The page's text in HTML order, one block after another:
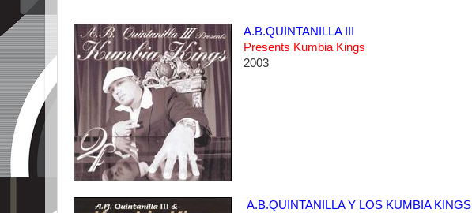
A.B.QUINTANILLA III
Presents Kumbia Kings
2003
A.B.QUINTANILLA Y LOS KUMBIA KINGS